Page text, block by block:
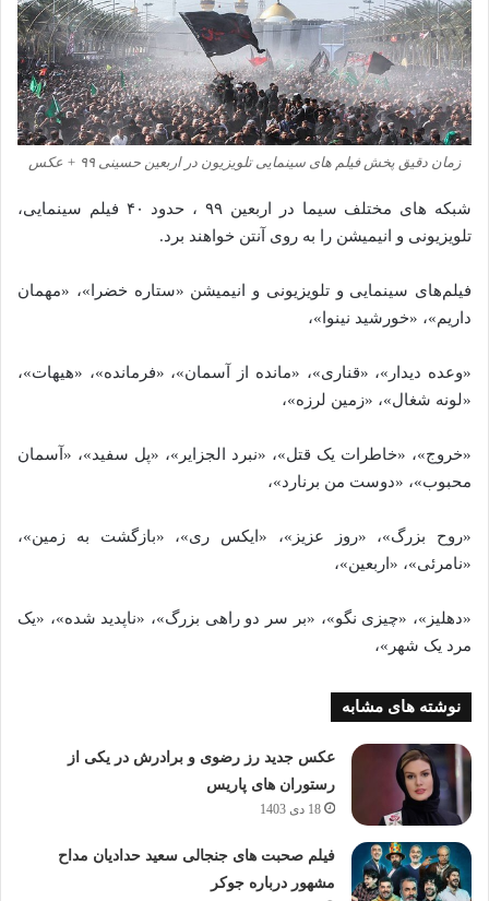
زمان دقیق پخش فیلم های سینمایی تلویزیون در اربعین حسینی ۹۹ + عکس
شبکه‌ های مختلف سیما در اربعین ۹۹ ، حدود ۴۰ فیلم سینمایی،
تلویزیونی و انیمیشن را به روی آنتن خواهند برد.
فیلم‌های سینمایی و تلویزیونی و انیمیشن «ستاره خضرا»، «مهمان
داریم»، «خورشید نینوا»،
«وعده دیدار»، «قناری»، «مانده از آسمان»، «فرمانده»، «هیهات»،
«لونه شغال»، «زمین لرزه»،
«خروج»، «خاطرات یک قتل»، «نبرد الجزایر»، «پل سفید»، «آسمان
محبوب»، «دوست من برنارد»،
«روح بزرگ»، «روز عزیز»، «ایکس ری»، «بازگشت به زمین»،
«نامرئی»، «اربعین»،
«دهلیز»، «چیزی نگو»، «بر سر دو راهی بزرگ»، «ناپدید شده»، «یک
مرد یک شهر»،
نوشته های مشابه
عکس جدید رز رضوی و برادرش در یکی از
رستوران های پاریس
18 دی 1403
فیلم صحبت های جنجالی سعید حدادیان مداح
مشهور درباره جوکر